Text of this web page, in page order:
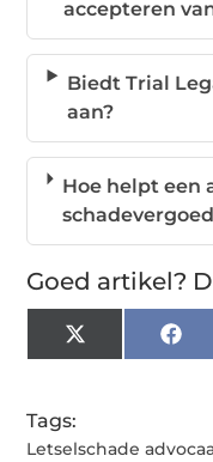
accepteren
Biedt Trial
aan?
Hoe helpt een
Goed artikel?
X
(Twitter)
Tags:
Letselschade